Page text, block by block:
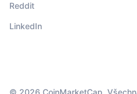
Reddit
LinkedIn